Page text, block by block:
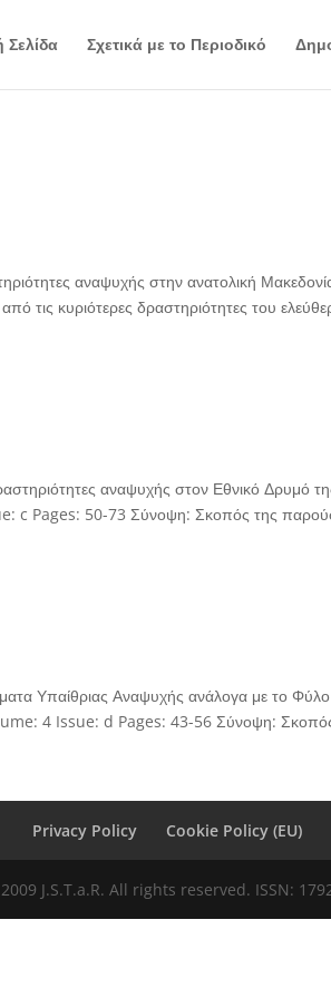
Σελίδα Σχετικά με το Περιοδικό
αναψυχής στην ανατολική
κυριότερες δραστηριότητες του
αναψυχής στον Εθνικό
c Pages: 50-73 Σύνοψη: Σκοπός της
Υπαίθριας Αναψυχής ανάλογα με το Φύλο
4 Issue: d Pages: 43-56 Σύνοψη:
Privacy Policy Cookie Policy (EU)
J.S.T.a.R. All rights reserved. ISSN: